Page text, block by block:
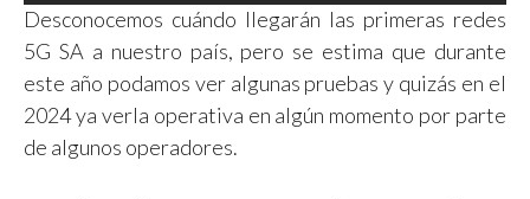
Desconocemos cuándo llegarán las primeras redes
5G SA a nuestro país, pero se estima que durante
este año podamos ver algunas pruebas y quizás en el
2024 ya verla operativa en algún momento por parte
de algunos operadores.